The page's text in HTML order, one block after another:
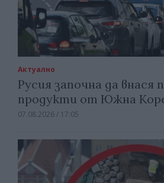
Актуално
Русия започна да внася
продукти от Южна
07.08.2026 / 17:05